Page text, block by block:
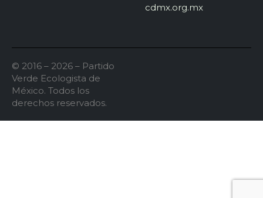
cdmx.org.mx
© 2016 – 2026 – Partido
Verde Ecologista de
México. Todos los
derechos reservados.